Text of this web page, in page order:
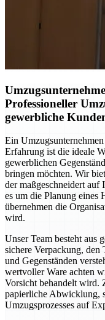
Professioneller
gewerbliche
Ein
Erfahrung ist die ideale
gewerblichen
bringen möchten. Wir
der maßgeschneidert
es um die Planung eines
übernehmen die
wird.
Unser Team besteht aus
sichere Verpackung,
und Gegenständen
wertvoller Ware achten
Vorsicht behandelt wird.
papierliche Abwicklung,
Umzugsprozesses auf